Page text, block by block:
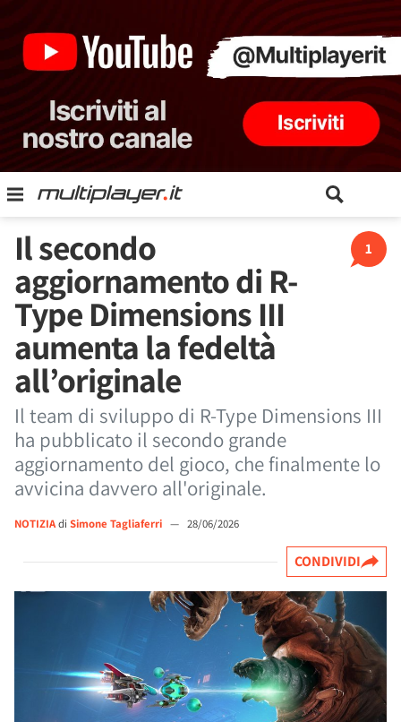
1
Il secondo
aggiornamento di R-
Type Dimensions III
aumenta la fedeltà
all’originale
Il team di sviluppo di R-Type Dimensions III
ha pubblicato il secondo grande
aggiornamento del gioco, che finalmente lo
avvicina davvero all'originale.
NOTIZIAdi Simone Tagliaferri — 28/06/2026
CONDIVIDI